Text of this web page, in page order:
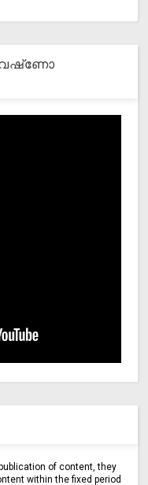
വൈഷ്‌ണോ
of content, they
within the fixed period